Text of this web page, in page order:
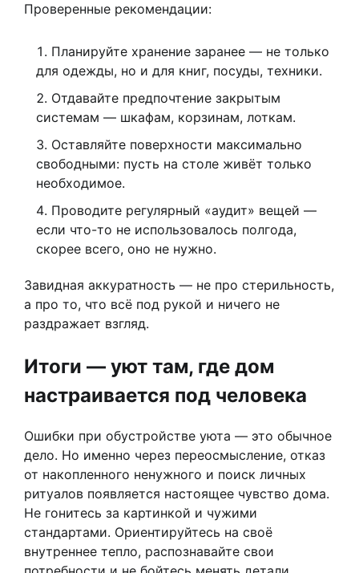
Проверенные рекомендации:
Планируйте хранение заранее — не только
для одежды, но и для книг, посуды, техники.
Отдавайте предпочтение закрытым
системам — шкафам, корзинам, лоткам.
Оставляйте поверхности максимально
свободными: пусть на столе живёт только
необходимое.
Проводите регулярный «аудит» вещей —
если что-то не использовалось полгода,
скорее всего, оно не нужно.
Завидная аккуратность — не про стерильность,
а про то, что всё под рукой и ничего не
раздражает взгляд.
Итоги — уют там, где дом
настраивается под человека
Ошибки при обустройстве уюта — это обычное
дело. Но именно через переосмысление, отказ
от накопленного ненужного и поиск личных
ритуалов появляется настоящее чувство дома.
Не гонитесь за картинкой и чужими
стандартами. Ориентируйтесь на своё
внутреннее тепло, распознавайте свои